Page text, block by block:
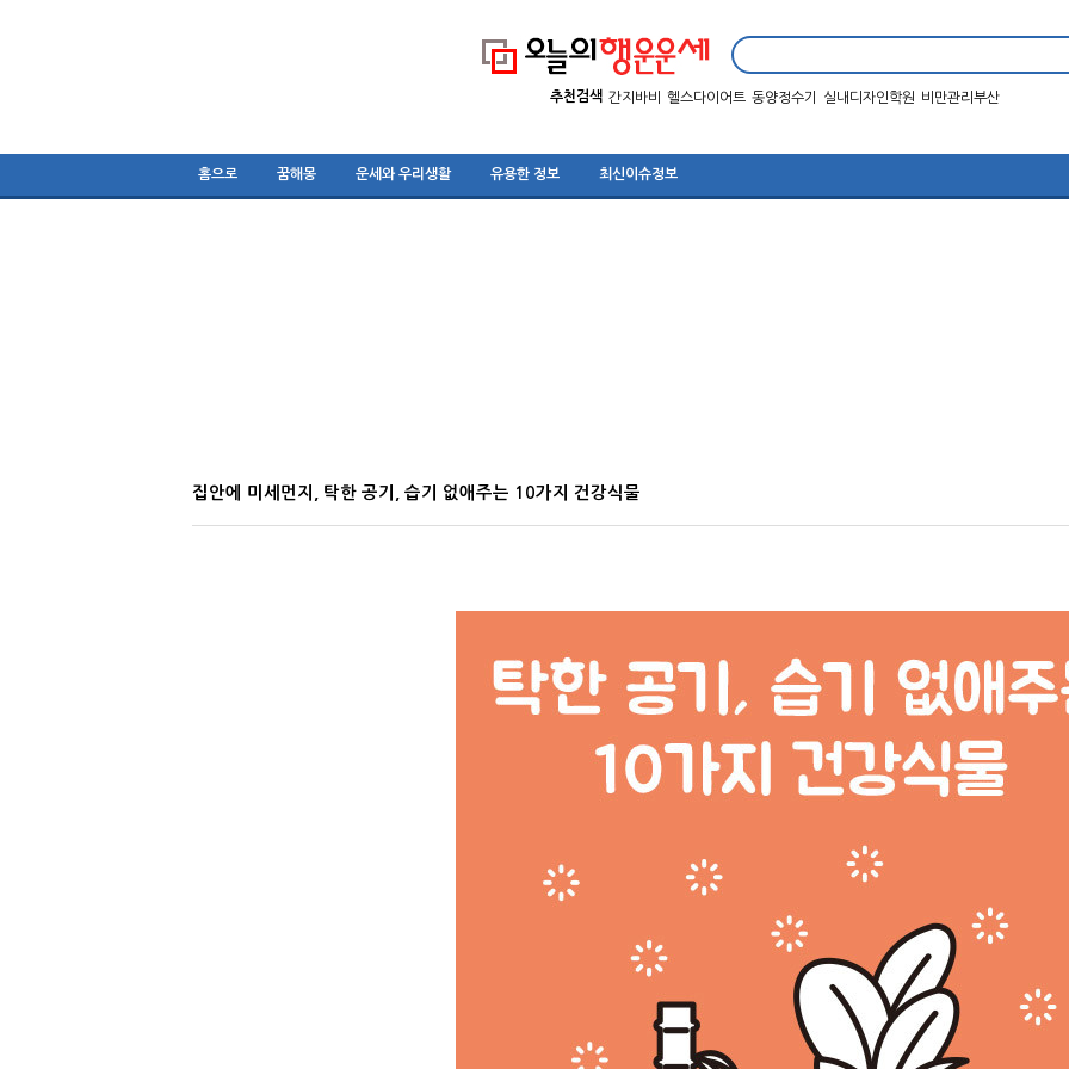
추천검색 간지바비 헬스다이어트 동양정수기 실내디자인학원 비만관리부산
홈으로 꿈해몽 운세와 우리생활 유용한 정보 최신이슈정보
집안에 미세먼지, 탁한 공기, 습기 없애주는 10가지 건강식물